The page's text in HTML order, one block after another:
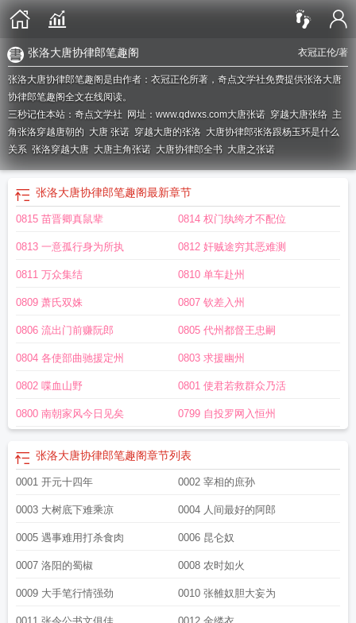
衣冠正伦/著
张洛大唐协律郎笔趣阁
张洛大唐协律郎笔趣阁是由作者：衣冠正伦所著，奇点文学社免费提供张洛大唐
协律郎笔趣阁全文在线阅读。
三秒记住本站：奇点文学社 网址：www.qdwxs.com大唐张诺 穿越大唐张络 主
角张洛穿越唐朝的 大唐 张诺 穿越大唐的张洛 大唐协律郎张洛跟杨玉环是什么
关系 张洛穿越大唐 大唐主角张诺 大唐协律郎全书 大唐之张诺
张洛大唐协律郎笔趣阁最新章节
0815 苗晋卿真鼠辈 0814 权门纨绔才不配位
0813 一意孤行身为所执 0812 奸贼途穷其恶难测
0811 万众集结 0810 单车赴州
0809 萧氏双姝 0807 钦差入州
0806 流出门前赚阮郎 0805 代州都督王忠嗣
0804 各使部曲驰援定州 0803 求援幽州
0802 喋血山野 0801 使君若救群众乃活
0800 南朝家风今日见矣 0799 自投罗网入恒州
张洛大唐协律郎笔趣阁章节列表
0001 开元十四年 0002 宰相的庶孙
0003 大树底下难乘凉 0004 人间最好的阿郎
0005 遇事难用打杀食肉 0006 昆仑奴
0007 洛阳的蜀椒 0008 农时如火
0009 大手笔行情强劲 0010 张雒奴胆大妄为